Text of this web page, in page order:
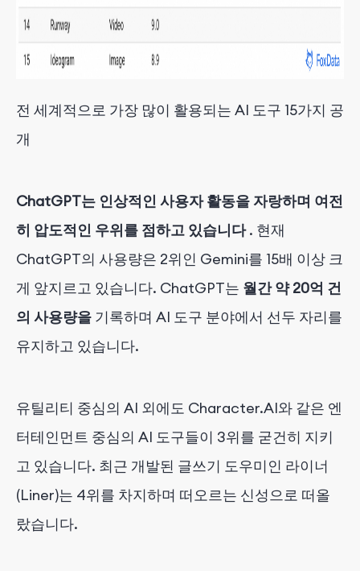
전 세계적으로 가장 많이 활용되는 AI 도구 15가지 공
개
ChatGPT는 인상적인 사용자 활동을 자랑하며 여전
히 압도적인 우위를 점하고 있습니다. 현재
ChatGPT의 사용량은 2위인 Gemini를 15배 이상 크
게 앞지르고 있습니다. ChatGPT는 월간 약 20억 건
의 사용량을 기록하며 AI 도구 분야에서 선두 자리를
유지하고 있습니다.
유틸리티 중심의 AI 외에도 Character.AI와 같은 엔
터테인먼트 중심의 AI 도구들이 3위를 굳건히 지키
고 있습니다. 최근 개발된 글쓰기 도우미인 라이너
(Liner)는 4위를 차지하며 떠오르는 신성으로 떠올
랐습니다.